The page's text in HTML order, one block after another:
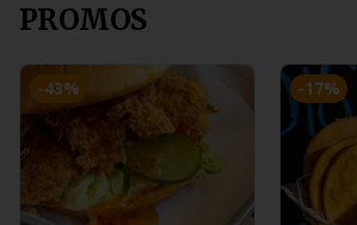
PROMOS
-43% -17%